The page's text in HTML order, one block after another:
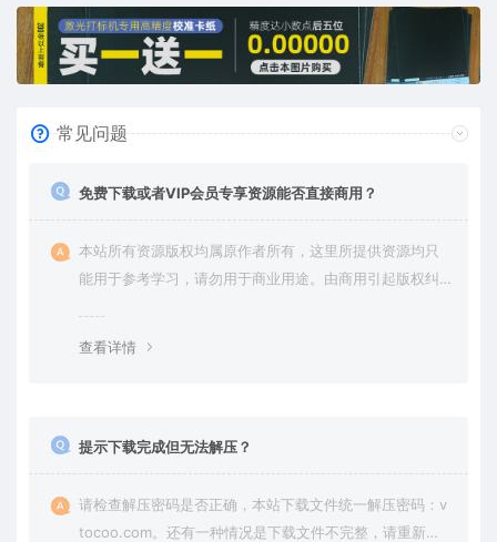
常见问题
免费下载或者VIP会员专享资源能否直接商用？
本站所有资源版权均属原作者所有，这里所提供资源均只
能用于参考学习，请勿用于商业用途。由商用引起版权纠
查看详情
提示下载完成但无法解压？
请检查解压密码是否正确，本站下载文件统一解压密码：v
tocoo.com。还有一种情况是下载文件不完整，请重新下